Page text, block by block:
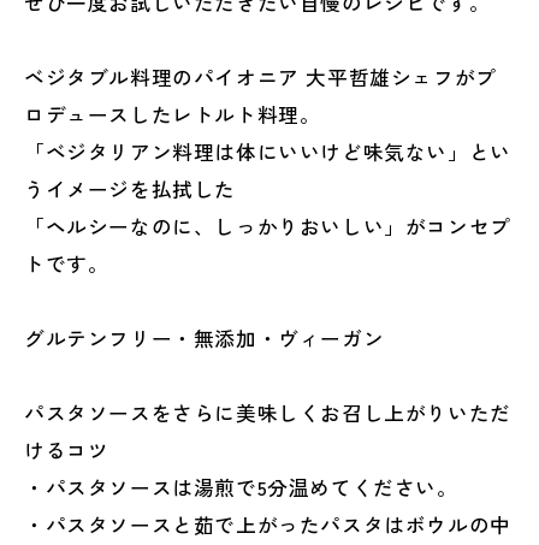
ベジタブル料理のパイオニア 大平哲雄シェフがプ
ロデュースしたレトルト料理。
「ベジタリアン料理は体にいいけど味気ない」とい
うイメージを払拭した
「ヘルシーなのに、しっかりおいしい」がコンセプ
トです。
グルテンフリー・無添加・ヴィーガン
パスタソースをさらに美味しくお召し上がりいただ
けるコツ
・パスタソースは湯煎で5分温めてください。
・パスタソースと茹で上がったパスタはボウルの中